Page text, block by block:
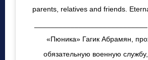
parents, relatives and friends.
«Пюника» Гагик Абрамян,
обязательную военную